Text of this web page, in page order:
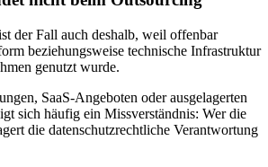
der Fall auch deshalb, weil offenbar
beziehungsweise technische Infrastruktur
genutzt wurde.
SaaS-Angeboten oder ausgelagerten
sich häufig ein Missverständnis: Wer die
die datenschutzrechtliche Verantwortung